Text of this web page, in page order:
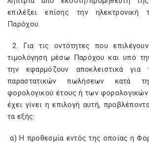
επιλέξει επίσης την ηλεκτρονική
Παρόχου.
2. Για τις οντότητες που
τιμολόγηση μέσω Παρόχου και υπό
την εφαρμόζουν αποκλειστικά
παραστατικών πωλήσεων κατά
φορολογικού έτους ή των φορολογικών
έχει γίνει η επιλογή αυτή,
τα εξής:
α) Η προθεσμία εντός της οποίας η